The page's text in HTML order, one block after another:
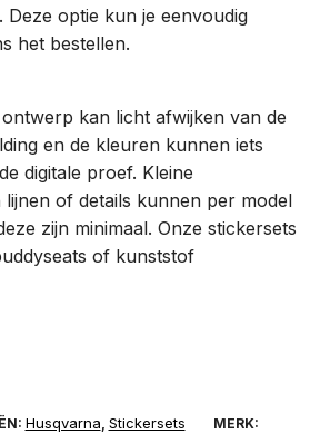
Deze optie kun je eenvoudig
het bestellen.
kan licht afwijken van de
en de kleuren kunnen iets
digitale proef. Kleine
lijnen of details kunnen per model
zijn minimaal. Onze stickersets
of kunststof
Husqvarna Stickersets MERK: